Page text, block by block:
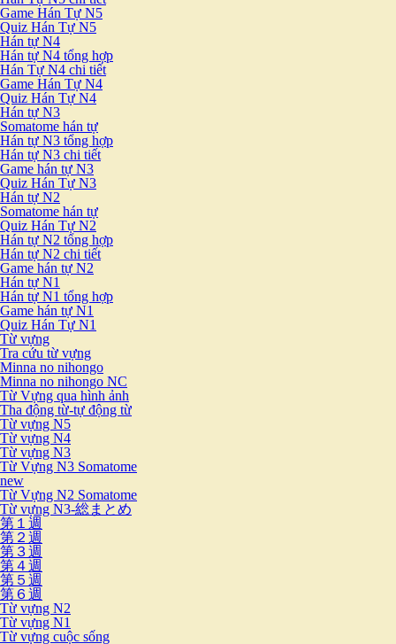
Game Hán Tự N5
Quiz Hán Tự N5
Hán tự N4
Hán tự N4 tổng hợp
Hán Tự N4 chi tiết
Game Hán Tự N4
Quiz Hán Tự N4
Hán tự N3
Somatome hán tự
Hán tự N3 tổng hợp
Hán tự N3 chi tiết
Game hán tự N3
Quiz Hán Tự N3
Hán tự N2
Somatome hán tự
Quiz Hán Tự N2
Hán tự N2 tổng hợp
Hán tự N2 chi tiết
Game hán tự N2
Hán tự N1
Hán tự N1 tổng hợp
Game hán tự N1
Quiz Hán Tự N1
Từ vựng
Tra cứu từ vựng
Minna no nihongo
Minna no nihongo NC
Từ Vựng qua hình ảnh
Tha động từ-tự động từ
Từ vựng N5
Từ vựng N4
Từ vựng N3
Từ Vựng N3 Somatome
new
Từ Vựng N2 Somatome
Từ vựng N3-総まとめ
第１週
第２週
第３週
第４週
第５週
第６週
Từ vựng N2
Từ vựng N1
Từ vựng cuộc sống